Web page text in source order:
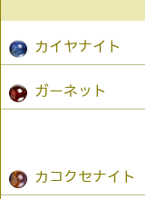
カイヤナイト
ガーネット
カコクセナイト